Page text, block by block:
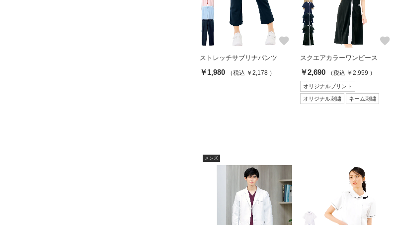
favorite
ストレッチサブリナパンツ
￥1,980 （税込 ￥2,178 ）
favorite
スクエアカラーワンピース
￥2,690 （税込 ￥2,959 ）
オリジナルプリント
オリジナル刺繍 ネーム刺繍
メンズ